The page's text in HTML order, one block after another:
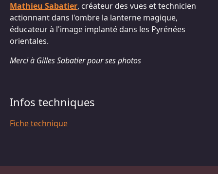
Mathieu Sabatier, créateur des vues et technicien
actionnant dans l'ombre la lanterne magique,
éducateur à l'image implanté dans les Pyrénées
orientales.
Merci à Gilles Sabatier pour ses photos
Infos techniques
Fiche technique